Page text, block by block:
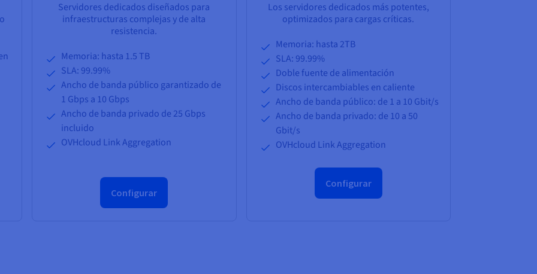
Servidores dedicados diseñados para
infraestructuras complejas y de alta
resistencia.
Memoria: hasta 1.5 TB
SLA: 99.99%
Ancho de banda público garantizado de
1 Gbps a 10 Gbps
Ancho de banda privado de 25 Gbps
incluido
OVHcloud Link Aggregation
Configurar
Los servidores dedicados más potentes,
optimizados para cargas críticas.
Memoria: hasta 2TB
SLA: 99.99%
Doble fuente de alimentación
Discos intercambiables en caliente
Ancho de banda público: de 1 a 10 Gbit/s
Ancho de banda privado: de 10 a 50
Gbit/s
OVHcloud Link Aggregation
Configurar